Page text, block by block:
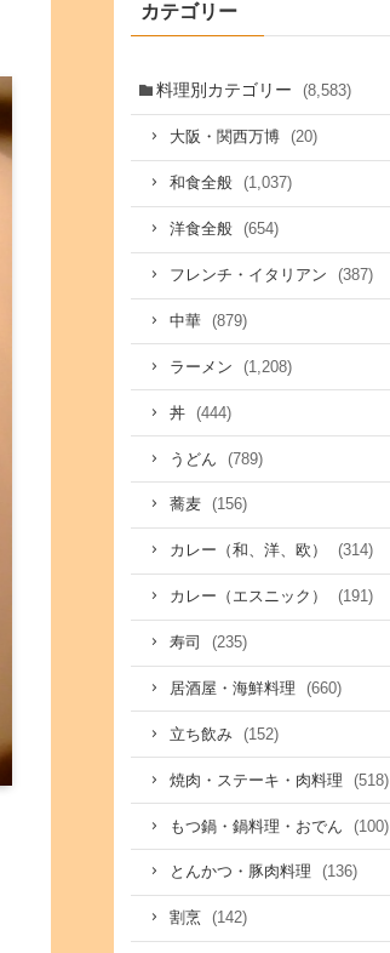
カテゴリー
料理別カテゴリー (8,583)
大阪・関西万博 (20)
和食全般 (1,037)
洋食全般 (654)
フレンチ・イタリアン (387)
中華 (879)
ラーメン (1,208)
丼 (444)
うどん (789)
蕎麦 (156)
カレー（和、洋、欧） (314)
カレー（エスニック） (191)
寿司 (235)
居酒屋・海鮮料理 (660)
立ち飲み (152)
焼肉・ステーキ・肉料理 (518)
もつ鍋・鍋料理・おでん (100)
とんかつ・豚肉料理 (136)
割烹 (142)